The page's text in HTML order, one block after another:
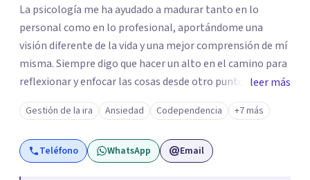
La psicología me ha ayudado a madurar tanto en lo
personal como en lo profesional, aportándome una
visión diferente de la vida y una mejor comprensión de mí
misma. Siempre digo que hacer un alto en el camino para
reflexionar y enfocar las cosas desde otro punto de vista
es esencial para seguir creciendo como persona.
Actualmente, me dedico a ayudar a las personas a superar
su sufrimiento, romper las barreras que las limitan y
crecer emocionalmente de forma que puedan llevar la
leer más
Gestión de la ira Ansiedad Codependencia +7 más
Teléfono WhatsApp Email